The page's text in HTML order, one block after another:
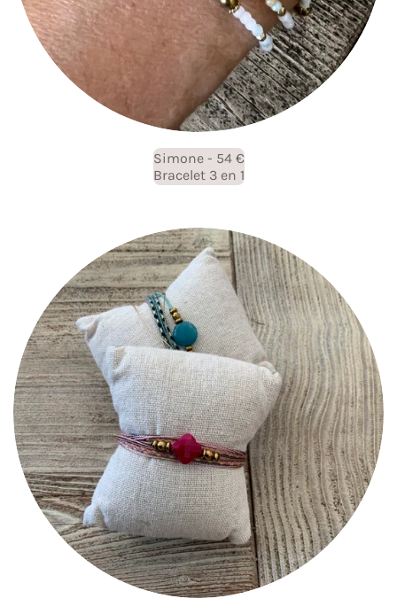
Simone - 54 €
Bracelet 3 en 1